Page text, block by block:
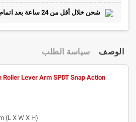
شحن خلال أقل من 24 ساعة بعد اتمام الطلب.
الوصف سياسة الطلب
Lever Arm SPDT Snap Action
(L X W X H)